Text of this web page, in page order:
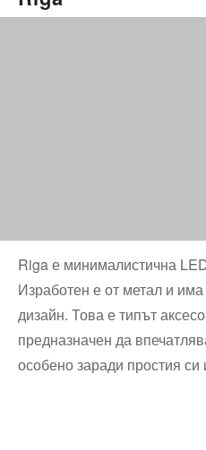
Riga е минималистична
Изработен е от метал и
дизайн. Това е типът
предназначен да
особено заради простия